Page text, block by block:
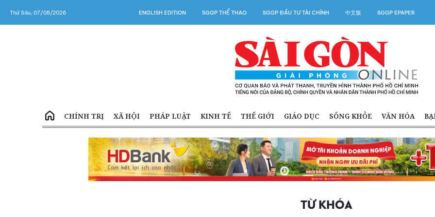
Thứ Sáu, 07/08/2026 ENGLISH EDITION SGGP THỂ THAO SGGP ĐẦU TƯ TÀI CHÍNH 中文版 SGGP EPAPER
CHÍNH TRỊ XÃ HỘI PHÁP LUẬT KINH TẾ THẾ GIỚI GIÁO DỤC SỐNG KHỎE VĂN HÓA
TỪ KHÓA